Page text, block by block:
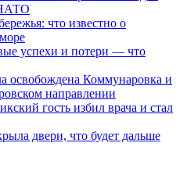
что известно о
успехи и потери — что
освобождена Коммунаровка и
направлении
гость избил врача и стал
двери, что будет дальше